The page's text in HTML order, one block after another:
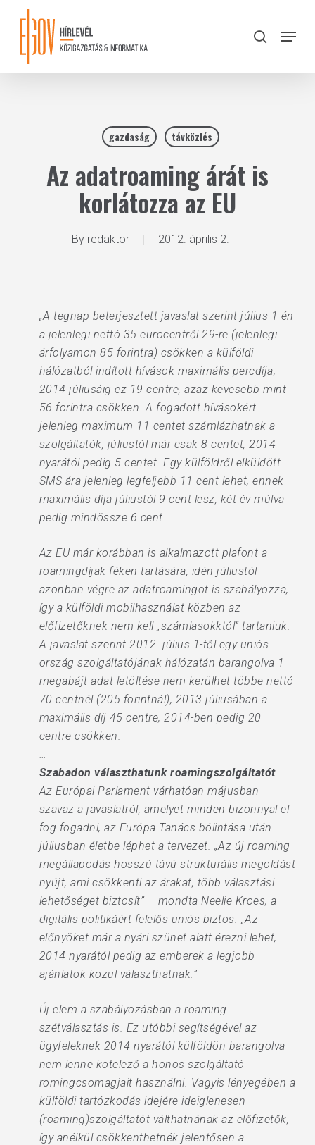
content
search
Menu
gazdaság távközlés
Az adatroaming árát is
korlátozza az EU
By redaktor 2012. április 2.
„A tegnap beterjesztett javaslat szerint július 1-én
a jelenlegi nettó 35 eurocentről 29-re (jelenlegi
árfolyamon 85 forintra) csökken a külföldi
hálózatból indított hívások maximális percdíja,
2014 júliusáig ez 19 centre, azaz kevesebb mint
56 forintra csökken. A fogadott hívásokért
jelenleg maximum 11 centet számlázhatnak a
szolgáltatók, júliustól már csak 8 centet, 2014
nyarától pedig 5 centet. Egy külföldről elküldött
SMS ára jelenleg legfeljebb 11 cent lehet, ennek
maximális díja júliustól 9 cent lesz, két év múlva
pedig mindössze 6 cent.
Az EU már korábban is alkalmazott plafont a
roamingdíjak féken tartására, idén júliustól
azonban végre az adatroamingot is szabályozza,
így a külföldi mobilhasználat közben az
előfizetőknek nem kell „számlasokktól” tartaniuk.
A javaslat szerint 2012. július 1-től egy uniós
ország szolgáltatójának hálózatán barangolva 1
megabájt adat letöltése nem kerülhet többe nettó
70 centnél (205 forintnál), 2013 júliusában a
maximális díj 45 centre, 2014-ben pedig 20
centre csökken.
…
Szabadon választhatunk roamingszolgáltatót
Az Európai Parlament várhatóan májusban
szavaz a javaslatról, amelyet minden bizonnyal el
fog fogadni, az Európa Tanács bólintása után
júliusban életbe léphet a tervezet. „Az új roaming-
megállapodás hosszú távú strukturális megoldást
nyújt, ami csökkenti az árakat, több választási
lehetőséget biztosít” – mondta Neelie Kroes, a
digitális politikáért felelős uniós biztos. „Az
előnyöket már a nyári szünet alatt érezni lehet,
2014 nyarától pedig az emberek a legjobb
ajánlatok közül választhatnak.”
Új elem a szabályozásban a roaming
szétválasztás is. Ez utóbbi segítségével az
ügyfeleknek 2014 nyarától külföldön barangolva
nem lenne kötelező a honos szolgáltató
romingcsomagjait használni. Vagyis lényegében a
külföldi tartózkodás idejére ideiglenesen
(roaming)szolgáltatót válthatnának az előfizetők,
így anélkül csökkenthetnék jelentősen a
Close